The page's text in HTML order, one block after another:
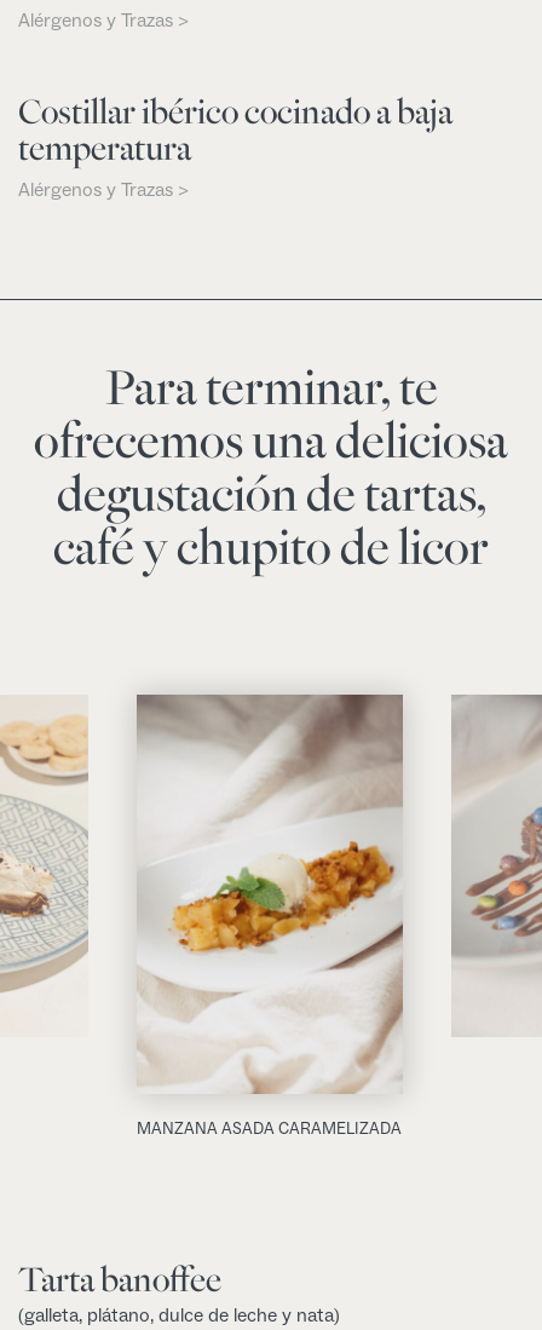
Alérgenos y Trazas >
Costillar ibérico cocinado a baja
temperatura
Alérgenos y Trazas >
Para terminar, te
ofrecemos una deliciosa
degustación de tartas,
café y chupito de licor
MANZANA ASADA CARAMELIZADA
Tarta banoffee
(galleta, plátano, dulce de leche y nata)